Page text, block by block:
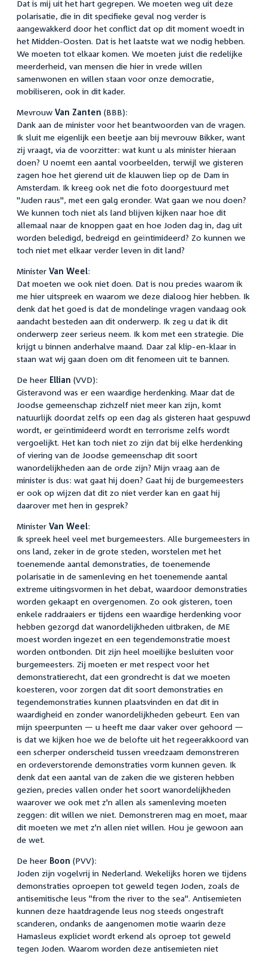
Dat is mij uit het hart gegrepen. We moeten weg uit deze
polarisatie, die in dit specifieke geval nog verder is
aangewakkerd door het conflict dat op dit moment woedt in
het Midden-Oosten. Dat is het laatste wat we nodig hebben.
We moeten tot elkaar komen. We moeten juist die redelijke
meerderheid, van mensen die hier in vrede willen
samenwonen en willen staan voor onze democratie,
mobiliseren, ook in dit kader.
Mevrouw Van Zanten (BBB):
Dank aan de minister voor het beantwoorden van de vragen.
Ik sluit me eigenlijk een beetje aan bij mevrouw Bikker, want
zij vraagt, via de voorzitter: wat kunt u als minister hieraan
doen? U noemt een aantal voorbeelden, terwijl we gisteren
zagen hoe het gierend uit de klauwen liep op de Dam in
Amsterdam. Ik kreeg ook net die foto doorgestuurd met
"Juden raus", met een galg eronder. Wat gaan we nou doen?
We kunnen toch niet als land blijven kijken naar hoe dit
allemaal naar de knoppen gaat en hoe Joden dag in, dag uit
worden beledigd, bedreigd en geïntimideerd? Zo kunnen we
toch niet met elkaar verder leven in dit land?
Minister Van Weel:
Dat moeten we ook niet doen. Dat is nou precies waarom ik
me hier uitspreek en waarom we deze dialoog hier hebben. Ik
denk dat het goed is dat de mondelinge vragen vandaag ook
aandacht besteden aan dit onderwerp. Ik zeg u dat ik dit
onderwerp zeer serieus neem. Ik kom met een strategie. Die
krijgt u binnen anderhalve maand. Daar zal klip-en-klaar in
staan wat wij gaan doen om dit fenomeen uit te bannen.
De heer Ellian (VVD):
Gisteravond was er een waardige herdenking. Maar dat de
Joodse gemeenschap zichzelf niet meer kan zijn, komt
natuurlijk doordat zelfs op een dag als gisteren haat gespuwd
wordt, er geïntimideerd wordt en terrorisme zelfs wordt
vergoelijkt. Het kan toch niet zo zijn dat bij elke herdenking
of viering van de Joodse gemeenschap dit soort
wanordelijkheden aan de orde zijn? Mijn vraag aan de
minister is dus: wat gaat hij doen? Gaat hij de burgemeesters
er ook op wijzen dat dit zo niet verder kan en gaat hij
daarover met hen in gesprek?
Minister Van Weel:
Ik spreek heel veel met burgemeesters. Alle burgemeesters in
ons land, zeker in de grote steden, worstelen met het
toenemende aantal demonstraties, de toenemende
polarisatie in de samenleving en het toenemende aantal
extreme uitingsvormen in het debat, waardoor demonstraties
worden gekaapt en overgenomen. Zo ook gisteren, toen
enkele raddraaiers er tijdens een waardige herdenking voor
hebben gezorgd dat wanordelijkheden uitbraken, de ME
moest worden ingezet en een tegendemonstratie moest
worden ontbonden. Dit zijn heel moeilijke besluiten voor
burgemeesters. Zij moeten er met respect voor het
demonstratierecht, dat een grondrecht is dat we moeten
koesteren, voor zorgen dat dit soort demonstraties en
tegendemonstraties kunnen plaatsvinden en dat dit in
waardigheid en zonder wanordelijkheden gebeurt. Een van
mijn speerpunten — u heeft me daar vaker over gehoord —
is dat we kijken hoe we de belofte uit het regeerakkoord van
een scherper onderscheid tussen vreedzaam demonstreren
en ordeverstorende demonstraties vorm kunnen geven. Ik
denk dat een aantal van de zaken die we gisteren hebben
gezien, precies vallen onder het soort wanordelijkheden
waarover we ook met z'n allen als samenleving moeten
zeggen: dit willen we niet. Demonstreren mag en moet, maar
dit moeten we met z'n allen niet willen. Hou je gewoon aan
de wet.
De heer Boon (PVV):
Joden zijn vogelvrij in Nederland. Wekelijks horen we tijdens
demonstraties oproepen tot geweld tegen Joden, zoals de
antisemitische leus "from the river to the sea". Antisemieten
kunnen deze haatdragende leus nog steeds ongestraft
scanderen, ondanks de aangenomen motie waarin deze
Hamasleus expliciet wordt erkend als oproep tot geweld
tegen Joden. Waarom worden deze antisemieten niet